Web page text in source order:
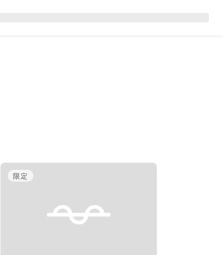
Previous slide
限定